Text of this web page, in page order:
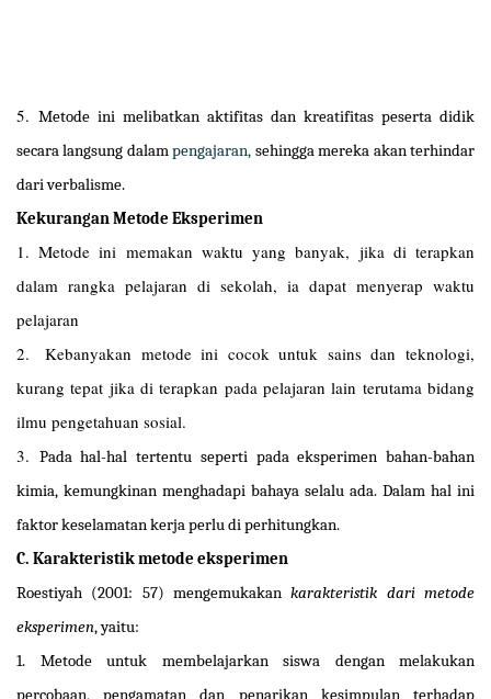
5. Metode ini melibatkan aktifitas dan kreatifitas peserta didik
secara langsung dalampengajaran, sehingga mereka akan terhindar
dari verbalisme.
Kekurangan Metode Eksperimen
1.Metode ini memakan waktu yang banyak, jika di terapkan
dalam rangka pelajaran di sekolah, ia dapat menyerap waktu
pelajaran
2.
Kebanyakan metode ini cocok untuk sains dan teknologi,
kurang tepat jika di terapkan pada pelajaran lain terutama bidang
ilmu pengetahuan sosial.
3. Pada hal-hal tertentu seperti pada eksperimen bahan-bahan
kimia, kemungkinan menghadapi bahaya selalu ada. Dalam hal ini
faktor keselamatan kerja perlu di perhitungkan.
C. Karakteristik metode eksperimen
Roestiyah (2001: 57) mengemukakankarakteristik dari metode
eksperimen, yaitu:
1. Metode untuk membelajarkan siswa dengan melakukan
percobaan, pengamatan dan penarikan kesimpulan terhadap